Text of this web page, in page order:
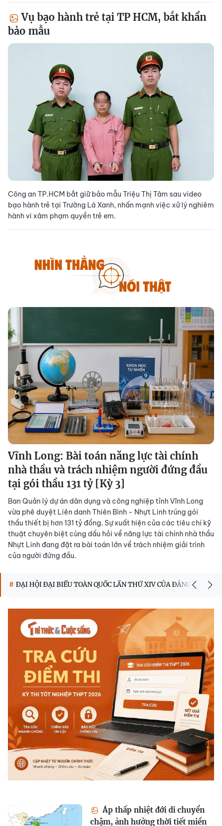
Vụ bạo hành trẻ tại TP HCM, bắt khẩn
bảo mẫu
Công an TP.HCM bắt giữ bảo mẫu Triệu Thị Tâm sau video
bạo hành trẻ tại Trường Lá Xanh, nhấn mạnh việc xử lý nghiêm
hành vi xâm phạm quyền trẻ em.
Vĩnh Long: Bài toán năng lực tài chính
nhà thầu và trách nhiệm người đứng đầu
tại gói thầu 131 tỷ [Kỳ 3]
Ban Quản lý dự án dân dụng và công nghiệp tỉnh Vĩnh Long
vừa phê duyệt Liên danh Thiên Bình - Nhựt Linh trúng gói
thầu thiết bị hơn 131 tỷ đồng. Sự xuất hiện của các tiêu chí kỹ
thuật chuyên biệt cùng dấu hỏi về năng lực tài chính nhà thầu
Nhựt Linh đang đặt ra bài toán lớn về trách nhiệm giải trình
của người đứng đầu.
# ĐẠI HỘI ĐẠI BIỂU TOÀN QUỐC LẦN THỨ XIV CỦA ĐẢNG
Áp thấp nhiệt đới di chuyển
chậm, ảnh hưởng thời tiết miền